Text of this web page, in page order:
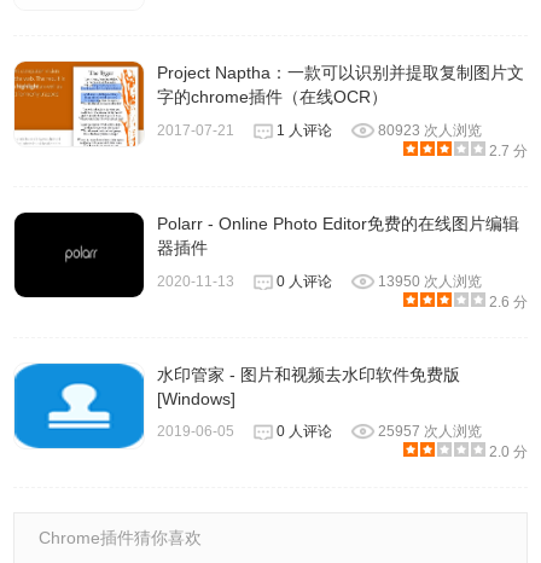
Pixelmator Photo软件官网
https://www.pixelmator.com/
Project Naptha：一款可以识别并提取复制图片文
字的chrome插件（在线OCR）
2017-07-21 1 人评论
80923 次人浏览
2.7 分
Polarr - Online Photo Editor免费的在线图片编辑
器插件
2020-11-13 0 人评论
13950 次人浏览
2.6 分
水印管家 - 图片和视频去水印软件免费版
[Windows]
2019-06-05 0 人评论
25957 次人浏览
2.0 分
Chrome插件猜你喜欢